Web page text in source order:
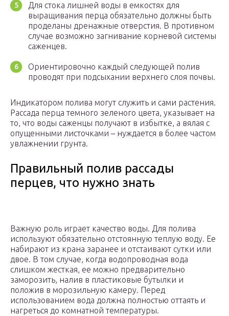
Для стока лишней воды в емкостях для
выращивания перца обязательно должны быть
проделаны дренажные отверстия. В противном
случае возможно загнивание корневой системы
саженцев.
Ориентировочно каждый следующей полив
проводят при подсыхании верхнего слоя почвы.
Индикатором полива могут служить и сами растения.
Рассада перца темного зеленого цвета, указывает на
то, что воды саженцы получают в избытке, а вялая с
опущенными листочками – нуждается в более частом
увлажнении грунта.
Правильный полив рассады
перцев, что нужно знать
Важную роль играет качество воды. Для полива
используют обязательно отстоянную теплую воду. Ее
набирают из крана заранее и отстаивают сутки или
двое. В том случае, когда водопроводная вода
слишком жесткая, ее можно предварительно
заморозить, налив в пластиковые бутылки и
положив в морозильную камеру. Перед
использованием вода должна полностью оттаять и
нагреться до комнатной температуры.